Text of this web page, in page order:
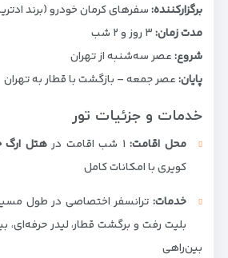
برگزارکننده:سفرهای کرمان خودرو (برند
مدت زمان:
شروع:عصر سه‌شنبه از تهران
پایان:عصر جمعه – بازگشت با قطار به تهران
خدمات و جزئیات تور
محل اقامت:۱ شب اقامت در هتل ارگ
کویری با امکانات کامل
خدمات:
بلیت رفت و برگشت قطار، لیدر حرفه‌ای،
بین‌راهی